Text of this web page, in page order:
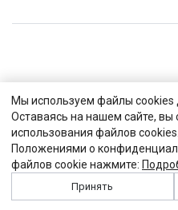
Мы используем файлы cookies
Оставаясь на нашем сайте, вы
использования файлов
Положениями о
файлов cookie нажмите:
Принять